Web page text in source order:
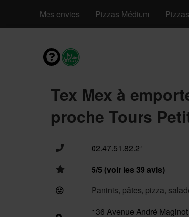
Mes envies Pizzas Médium
Tex Mex à
proche Tours
02.47.51.82.21
5/5 (voir les 39 avis)
Paninis, pâtes, pizza,
136 Avenue André Maginot